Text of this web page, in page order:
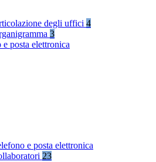
degli uffici 4
3
e posta elettronica
e posta elettronica
23